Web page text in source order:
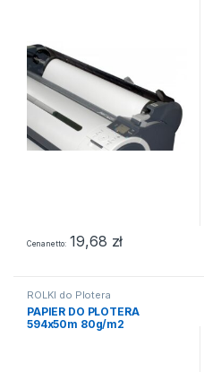
Cena netto 19,68 zł
ROLKI do Plotera
PAPIER DO PLOTERA
594x50m 80g/m2